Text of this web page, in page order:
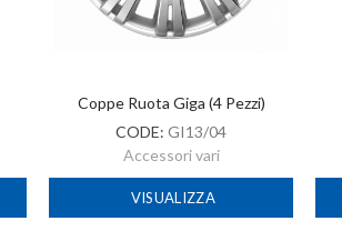
Coppe Ruota Giga (4 Pezzi)
CODE: GI13/04
Accessori vari
VISUALIZZA